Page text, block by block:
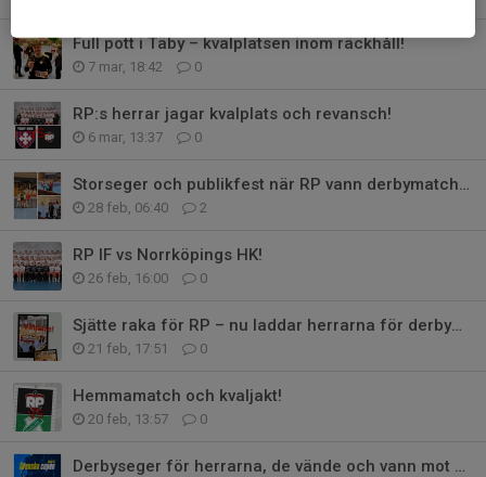
Full pott i Täby – kvalplatsen inom räckhåll!
7 mar, 18:42 0
RP:s herrar jagar kvalplats och revansch!
6 mar, 13:37 0
Storseger och publikfest när RP vann derbymatchen!
28 feb, 06:40 2
RP IF vs Norrköpings HK!
26 feb, 16:00 0
Sjätte raka för RP – nu laddar herrarna för derbymatch!
21 feb, 17:51 0
Hemmamatch och kvaljakt!
20 feb, 13:57 0
Derbyseger för herrarna, de vände och vann mot HK Lejon!